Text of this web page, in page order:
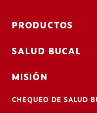
PRODUCTOS
SALUD BUCAL
MISIÓN
CHEQUEO DE SALUD